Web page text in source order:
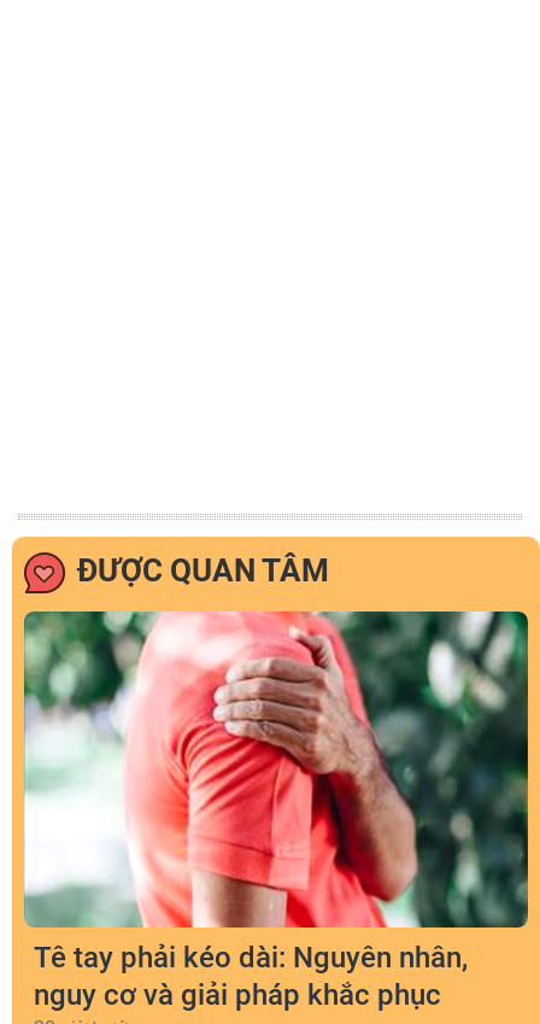
ĐƯỢC QUAN TÂM
Tê tay phải kéo dài: Nguyên nhân,
nguy cơ và giải pháp khắc phục